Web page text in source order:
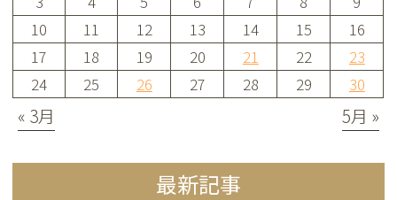
10
11 12 13 14 15
16
17
18 19 20 21 22
23
24
25 26 27 28 29 30
« 3月 5月 »
最新記事